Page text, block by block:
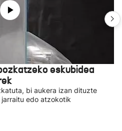
eskubidea
bi aukera izan dituzte
edo atzokotik